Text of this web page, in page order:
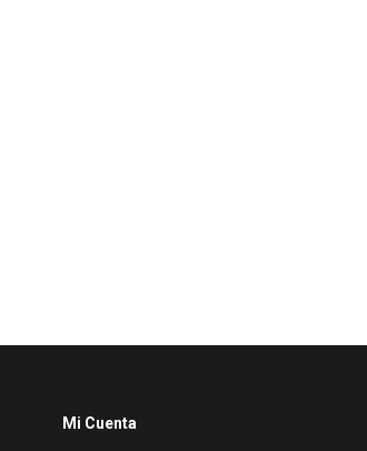
Mi Cuenta